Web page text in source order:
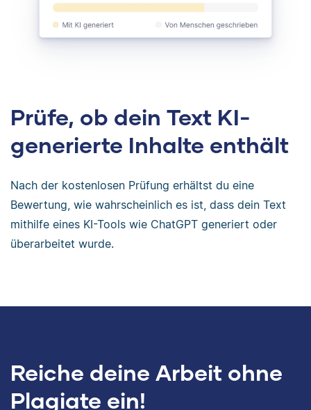
Prüfe, ob dein Text KI-
generierte Inhalte enthält
Nach der kostenlosen Prüfung erhältst du eine
Bewertung, wie wahrscheinlich es ist, dass dein Text
mithilfe eines KI-Tools wie ChatGPT generiert oder
überarbeitet wurde.
Reiche deine Arbeit ohne
Plagiate ein!